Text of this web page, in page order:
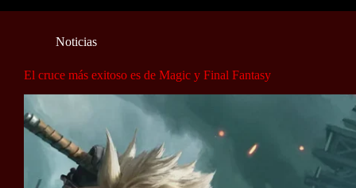
Noticias
El cruce más exitoso es de Magic y Final Fantasy